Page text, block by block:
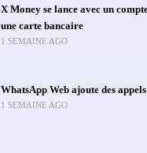
X Money se lance avec un
une carte bancaire
1 SEMAINE AGO
WhatsApp Web ajoute des
1 SEMAINE AGO